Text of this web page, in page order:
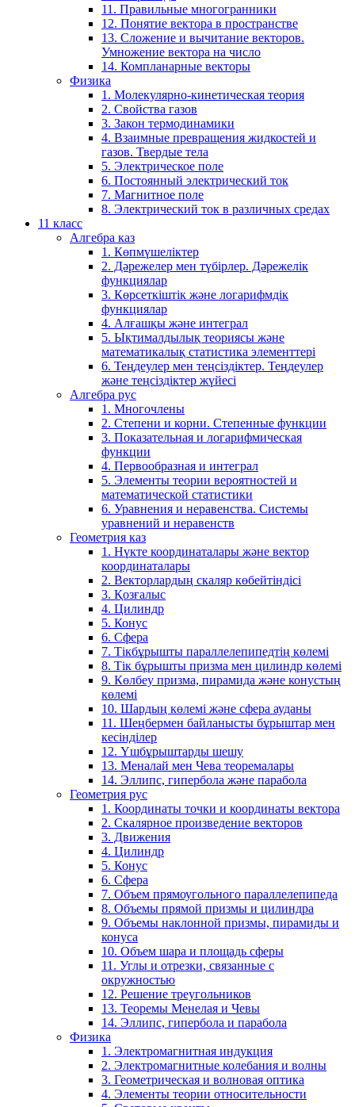
11. Правильные многогранники
12. Понятие вектора в пространстве
13. Сложение и вычитание векторов.
Умножение вектора на число
14. Компланарные векторы
Физика
1. Молекулярно-кинетическая теория
2. Свойства газов
3. Закон термодинамики
4. Взаимные превращения жидкостей и
газов. Твердые тела
5. Электрическое поле
6. Постоянный электрический ток
7. Магнитное поле
8. Электрический ток в различных средах
11 класс
Алгебра каз
1. Көпмүшеліктер
2. Дәрежелер мен түбірлер. Дәрежелік
функциялар
3. Көрсеткіштік және логарифмдік
функциялар
4. Алғашқы және интеграл
5. Ықтималдылық теориясы және
математикалық статистика элементтері
6. Теңдеулер мен теңсіздіктер. Теңдеулер
және теңсіздіктер жүйесі
Алгебра рус
1. Многочлены
2. Степени и корни. Степенные функции
3. Показательная и логарифмическая
функции
4. Первообразная и интеграл
5. Элементы теории вероятностей и
математической статистики
6. Уравнения и неравенства. Системы
уравнений и неравенств
Геометрия каз
1. Нүкте координаталары және вектор
координаталары
2. Векторлардың скаляр көбейтіндісі
3. Қозғалыс
4. Цилиндр
5. Конус
6. Сфера
7. Тікбұрышты параллелепипедтің көлемі
8. Тік бұрышты призма мен цилиндр көлемі
9. Көлбеу призма, пирамида және конустың
көлемі
10. Шардың көлемі және сфера ауданы
11. Шеңбермен байланысты бұрыштар мен
кесінділер
12. Үшбұрыштарды шешу
13. Меналай мен Чева теоремалары
14. Эллипс, гипербола және парабола
Геометрия рус
1. Координаты точки и координаты вектора
2. Скалярное произведение векторов
3. Движения
4. Цилиндр
5. Конус
6. Сфера
7. Объем прямоугольного параллелепипеда
8. Объемы прямой призмы и цилиндра
9. Объемы наклонной призмы, пирамиды и
конуса
10. Объем шара и площадь сферы
11. Углы и отрезки, связанные с
окружностью
12. Решение треугольников
13. Теоремы Менелая и Чевы
14. Эллипс, гипербола и парабола
Физика
1. Электромагнитная индукция
2. Электромагнитные колебания и волны
3. Геометрическая и волновая оптика
4. Элементы теории относительности